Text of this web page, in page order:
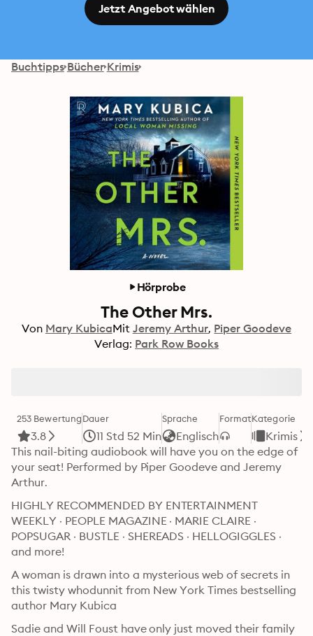
Jetzt Angebot wählen
Buchtipps Bücher Krimis
Hörprobe
The Other Mrs.
Von Mary KubicaMit Jeremy Arthur Piper Goodeve
Verlag: Park Row Books
253 Bewertung
3.8
Dauer
11 Std 52 Min
Sprache
Englisch
FormatKategorie
Krimis
This nail-biting audiobook will have you on the edge of
your seat! Performed by Piper Goodeve and Jeremy
Arthur.
HIGHLY RECOMMENDED BY ENTERTAINMENT
WEEKLY · PEOPLE MAGAZINE · MARIE CLAIRE ·
POPSUGAR · BUSTLE · SHEREADS · HELLOGIGGLES ·
and more!
A woman is drawn into a mysterious web of secrets in
this twisty whodunnit from New York Times bestselling
author Mary Kubica
Sadie and Will Foust have only just moved their family